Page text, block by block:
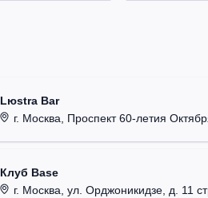
Lюstra Bar
г. Москва, Проспект 60-летия
Клуб Base
г. Москва, ул. Орджоникидзе, д. 11